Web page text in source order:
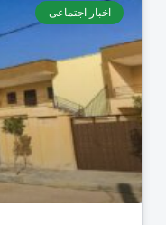
اخبار اجتماعی